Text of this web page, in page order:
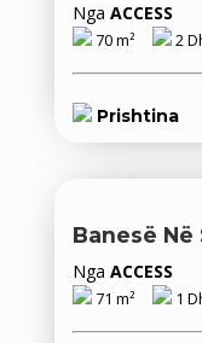
Nga ACCESS
70 m² 2
Prishtina
Banesë Në
Nga ACCESS
71 m² 1